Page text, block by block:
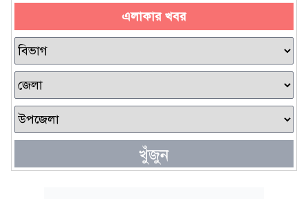
এলাকার খবর
খুঁজুন